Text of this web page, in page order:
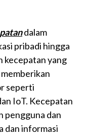
dalam
pribadi hingga
kecepatan yang
seperti
IoT. Kecepatan
pengguna dan
dan informasi